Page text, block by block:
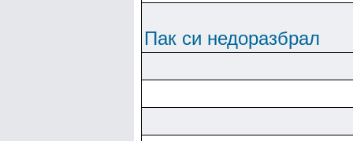
Пак си недоразбрал